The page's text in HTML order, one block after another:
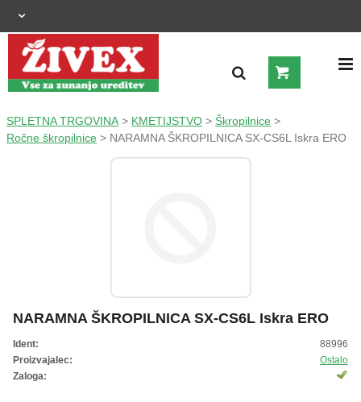
OGRAJNI SISTEMI
ZUNANJA UREDITEV
ŽIVKO POMETA - OUTLET
SPLETNA TRGOVINA > KMETIJSTVO > Škropilnice >
Ročne škropilnice > NARAMNA ŠKROPILNICA SX-CS6L Iskra ERO
NARAMNA ŠKROPILNICA SX-CS6L Iskra ERO
Ident:
88996
Proizvajalec:
Ostalo
Zaloga: